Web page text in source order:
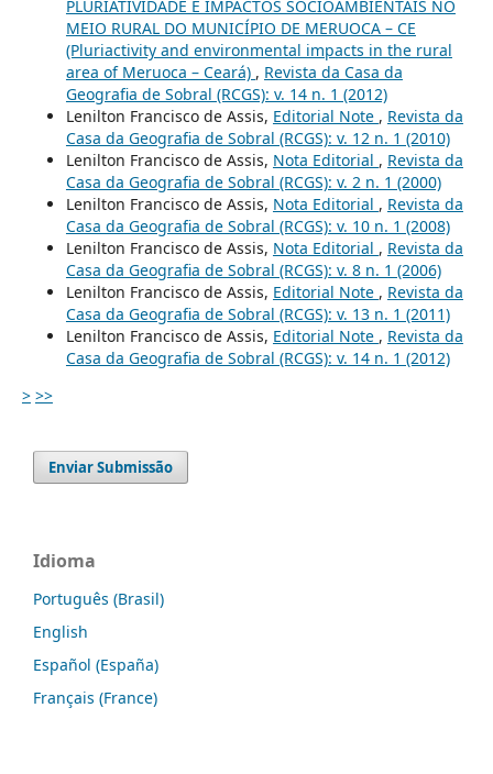
PLURIATIVIDADE E IMPACTOS SOCIOAMBIENTAIS NO
MEIO RURAL DO MUNICÍPIO DE MERUOCA – CE
(Pluriactivity and environmental impacts in the rural
area of Meruoca – Ceará) , Revista da Casa da
Geografia de Sobral (RCGS): v. 14 n. 1 (2012)
Lenilton Francisco de Assis, Editorial Note , Revista da
Casa da Geografia de Sobral (RCGS): v. 12 n. 1 (2010)
Lenilton Francisco de Assis, Nota Editorial , Revista da
Casa da Geografia de Sobral (RCGS): v. 2 n. 1 (2000)
Lenilton Francisco de Assis, Nota Editorial , Revista da
Casa da Geografia de Sobral (RCGS): v. 10 n. 1 (2008)
Lenilton Francisco de Assis, Nota Editorial , Revista da
Casa da Geografia de Sobral (RCGS): v. 8 n. 1 (2006)
Lenilton Francisco de Assis, Editorial Note , Revista da
Casa da Geografia de Sobral (RCGS): v. 13 n. 1 (2011)
Lenilton Francisco de Assis, Editorial Note , Revista da
Casa da Geografia de Sobral (RCGS): v. 14 n. 1 (2012)
> >>
Enviar Submissão
Idioma
Português (Brasil)
English
Español (España)
Français (France)